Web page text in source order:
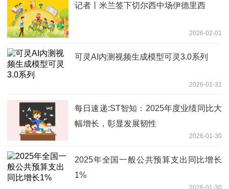
记者丨米兰签下切尔西中场伊德里西
2026-02-01
可灵AI内测视频生成模型可灵3.0系列
2026-01-31
每日速递:ST智知：2025年度业绩同比大
幅增长，彰显发展韧性
2026-01-30
2025年全国一般公共预算支出同比增长
1%
2026-01-30